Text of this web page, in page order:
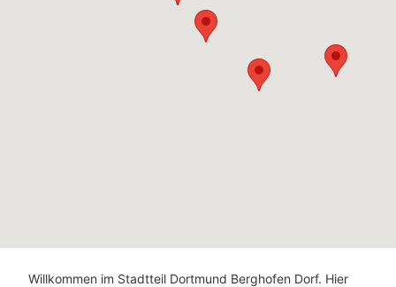
Willkommen im Stadtteil Dortmund Berghofen Dorf. Hier